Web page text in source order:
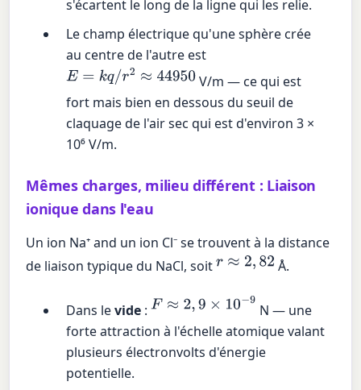
s'écartent le long de la ligne qui les relie.
Le champ électrique qu'une sphère crée
au centre de l'autre est
E= kq /r2≈44 950
V/m — ce qui est
fort mais bien en dessous du seuil de
claquage de l'air sec qui est d'environ 3 ×
10⁶ V/m.
Mêmes charges, milieu différent : Liaison
ionique dans l'eau
Un ion Na⁺ and un ion Cl⁻ se trouvent à la distance
de liaison typique du NaCl, soitr≈2, 82 Å.
Dans levide :F≈ 2,9 ×10−9
N — une
forte attraction à l'échelle atomique valant
plusieurs électronvolts d'énergie
potentielle.